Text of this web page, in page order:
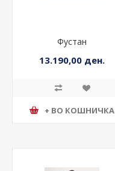
Фустан
13.190,00 ден.
+ ВО КОШНИЧКА